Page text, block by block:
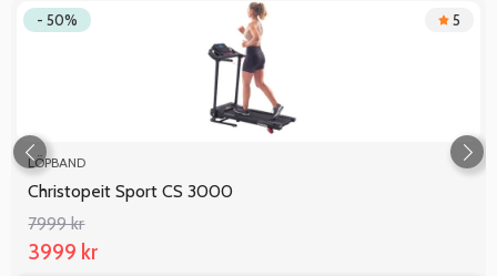
- 50% 5
LÖPBAND
Christopeit Sport CS 3000
7999 kr
3999 kr